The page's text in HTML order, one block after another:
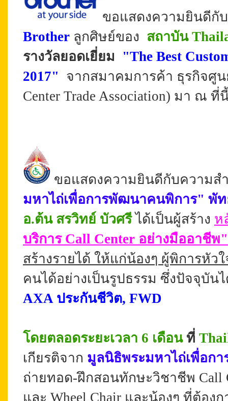
ขอแสดงความยินดีกั
Brother ลูกศิษย์ของ สถาบัน
รางวัลยอดเยี่ยม "The Best
2017" จากสมาคมการค้า ธุรกิจศู
Center Trade Association) มา ณ ที่
ขอแสดงความยินดีกับความส
มหาไถ่เพื่อการพัฒนาคนพิการ" พั
อ.ต้น สรวิทย์ บัวศรี ได้เป็นผู้สร้าง ห
บริการ Call Center อย่างมืออาชีพ"
สร้างรายได้ ให้แก่น้องๆ ผู้พิการหัว
คนได้อย่างเป็นรูปธรรม ซึ่งปัจจุบัน
AXA ประกันชีวิต, FWD
โดยตลอดระยะเวลา 6 เดือน ที่
เกียรติจาก มูลนิธิพระมหาไถ่เพื่อก
ถ่ายทอด-ฝึกสอนทักษะวิชาชีพ Call
และ Wheel Chair และน้องๆ ที่ต้อง